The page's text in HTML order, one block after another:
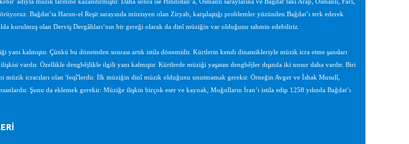
adıyla müzik tarihine kazandırmıştır. Daha sonra ise Hindistan’a, Osmanlı saraylarına ve Bağdat’taki Arap, Osmanlı, Fars,
Bağdat’ta Harun-el Reşit sarayında müzisyen olan Ziryab, karşılaştığı problemler yüzünden Bağdat’ı terk ederek
kurulmuş olan Derviş Dergâhları’nın bir gereği olarak da dinî müziğin var olduğunu tahmin edebiliriz.
yanı kalmıştır. Çünkü bu dönemden sonrası artık istila dönemidir. Kürtlerin kendi dinamikleriyle müzik icra etme şansları
vardır. Özellikle dengbêjlikle ilgili yanı kalmıştır. Kürtlerde müziği yaşatan dengbêjler dışında iki unsur daha vardır. Biri
müzik icracıları olan 'feqî'lerdir. İlk müziğin dinî müzik olduğunu unutmamak gerekir. Örneğin Avger ve İshak Musulî,
Şunu da eklemek gerekir: Müziğe ilişkin birçok eser ve kaynak, Moğolların İran’ı istila edip 1258 yılında Bağdat’ı